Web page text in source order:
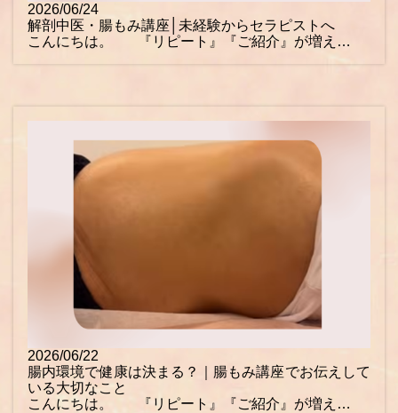
2026/06/24
解剖中医・腸もみ講座│未経験からセラピストへ
こんにちは。 『リピート』『ご紹介』が増え…
2026/06/22
腸内環境で健康は決まる？｜腸もみ講座でお伝えして
いる大切なこと
こんにちは。 『リピート』『ご紹介』が増え…